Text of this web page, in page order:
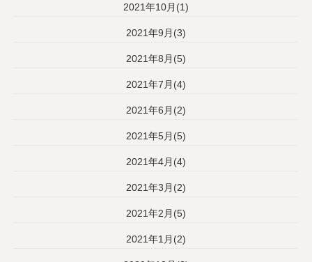
2021年10月(1)
2021年9月(3)
2021年8月(5)
2021年7月(4)
2021年6月(2)
2021年5月(5)
2021年4月(4)
2021年3月(2)
2021年2月(5)
2021年1月(2)